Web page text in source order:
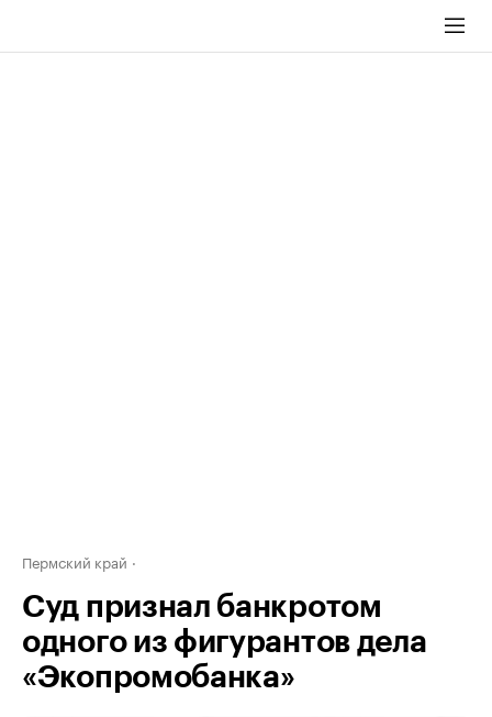
Пермский край
Суд признал банкротом
одного из фигурантов дела
«Экопромобанка»